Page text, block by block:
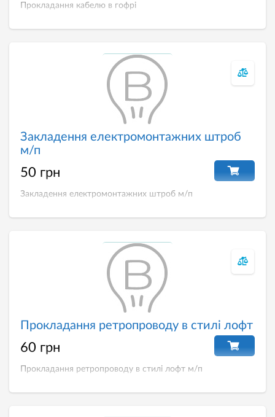
Прокладання кабелю в гофрі
Закладення електромонтажних штроб
м/п
50 грн
Закладення електромонтажних штроб м/п
Прокладання ретропроводу в стилі лофт
60 грн
Прокладання ретропроводу в стилі лофт м/п